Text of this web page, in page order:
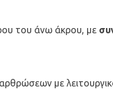
του άνω άκρου, με
με